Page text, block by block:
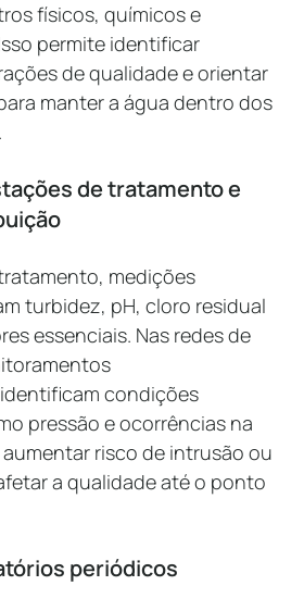
físicos, químicos e
permite identificar
de qualidade e orientar
manter a água dentro dos
de tratamento e
medições
turbidez, pH, cloro residual
essenciais. Nas redes de
condições
pressão e ocorrências na
risco de intrusão ou
a qualidade até o ponto
periódicos